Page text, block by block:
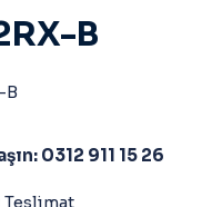
B
B
0312 911 15 26
Teslimat